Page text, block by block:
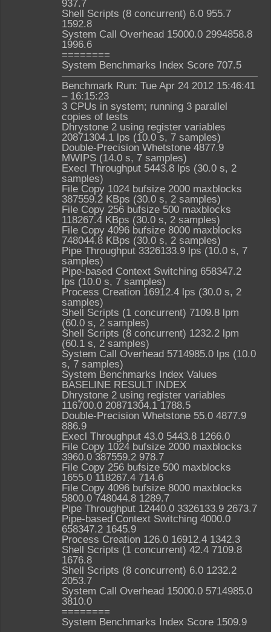
937.7
Shell Scripts (8 concurrent) 6.0 955.7
1592.8
System Call Overhead 15000.0 2994858.8
1996.6
========
System Benchmarks Index Score 707.5
Benchmark Run: Tue Apr 24 2012 15:46:41
– 16:15:23
3 CPUs in system; running 3 parallel
copies of tests
Dhrystone 2 using register variables
20871304.1 lps (10.0 s, 7 samples)
Double-Precision Whetstone 4877.9
MWIPS (14.0 s, 7 samples)
Execl Throughput 5443.8 lps (30.0 s, 2
samples)
File Copy 1024 bufsize 2000 maxblocks
387559.2 KBps (30.0 s, 2 samples)
File Copy 256 bufsize 500 maxblocks
118267.4 KBps (30.0 s, 2 samples)
File Copy 4096 bufsize 8000 maxblocks
748044.8 KBps (30.0 s, 2 samples)
Pipe Throughput 3326133.9 lps (10.0 s, 7
samples)
Pipe-based Context Switching 658347.2
lps (10.0 s, 7 samples)
Process Creation 16912.4 lps (30.0 s, 2
samples)
Shell Scripts (1 concurrent) 7109.8 lpm
(60.0 s, 2 samples)
Shell Scripts (8 concurrent) 1232.2 lpm
(60.1 s, 2 samples)
System Call Overhead 5714985.0 lps (10.0
s, 7 samples)
System Benchmarks Index Values
BASELINE RESULT INDEX
Dhrystone 2 using register variables
116700.0 20871304.1 1788.5
Double-Precision Whetstone 55.0 4877.9
886.9
Execl Throughput 43.0 5443.8 1266.0
File Copy 1024 bufsize 2000 maxblocks
3960.0 387559.2 978.7
File Copy 256 bufsize 500 maxblocks
1655.0 118267.4 714.6
File Copy 4096 bufsize 8000 maxblocks
5800.0 748044.8 1289.7
Pipe Throughput 12440.0 3326133.9 2673.7
Pipe-based Context Switching 4000.0
658347.2 1645.9
Process Creation 126.0 16912.4 1342.3
Shell Scripts (1 concurrent) 42.4 7109.8
1676.8
Shell Scripts (8 concurrent) 6.0 1232.2
2053.7
System Call Overhead 15000.0 5714985.0
3810.0
========
System Benchmarks Index Score 1509.9